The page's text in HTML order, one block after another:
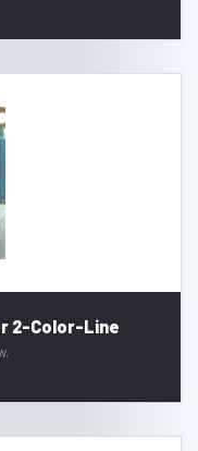
2-Color-Line